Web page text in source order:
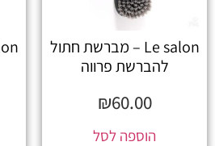
Le salon – מברשת חתול
להברשת פרווה
₪60.00
הוספה לסל